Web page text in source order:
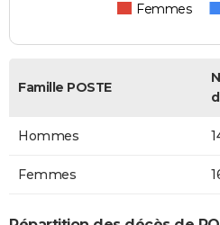
Femmes
Famille POSTE
Hommes
Femmes